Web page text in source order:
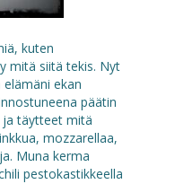
kuten
mitä siitä tekis. Nyt
ekan
päätin
ja täytteet mitä
mozzarellaa,
Muna kerma
pestokastikkeella